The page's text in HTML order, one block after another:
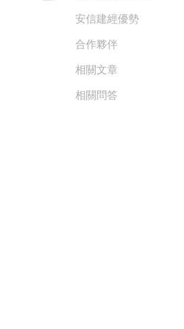
安信建經優勢
合作夥伴
相關文章
相關問答